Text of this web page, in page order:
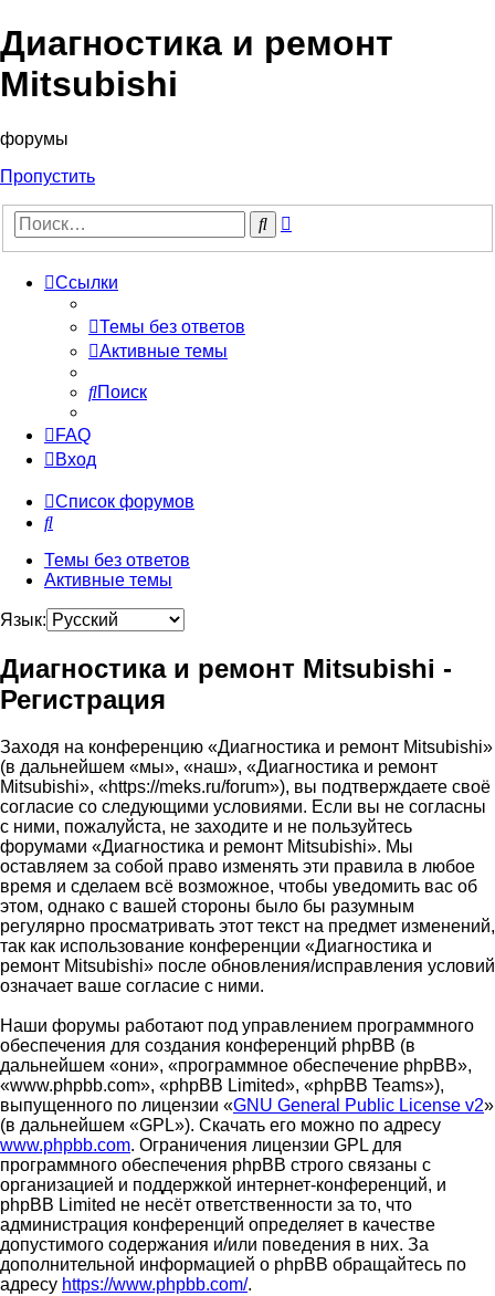
Диагностика и ремонт
Mitsubishi
форумы
Пропустить
Поиск
Ссылки
Темы без ответов
Активные темы
Поиск
FAQ
Вход
Список форумов
Поиск
Темы без ответов
Активные темы
Язык:
Диагностика и ремонт Mitsubishi -
Регистрация
Заходя на конференцию «Диагностика и ремонт Mitsubishi»
(в дальнейшем «мы», «наш», «Диагностика и ремонт
Mitsubishi», «https://meks.ru/forum»), вы подтверждаете своё
согласие со следующими условиями. Если вы не согласны
с ними, пожалуйста, не заходите и не пользуйтесь
форумами «Диагностика и ремонт Mitsubishi». Мы
оставляем за собой право изменять эти правила в любое
время и сделаем всё возможное, чтобы уведомить вас об
этом, однако с вашей стороны было бы разумным
регулярно просматривать этот текст на предмет изменений,
так как использование конференции «Диагностика и
ремонт Mitsubishi» после обновления/исправления условий
означает ваше согласие с ними.
Наши форумы работают под управлением программного
обеспечения для создания конференций phpBB (в
дальнейшем «они», «программное обеспечение phpBB»,
«www.phpbb.com», «phpBB Limited», «phpBB Teams»),
выпущенного по лицензии «GNU General Public License v2»
(в дальнейшем «GPL»). Скачать его можно по адресу
www.phpbb.com. Ограничения лицензии GPL для
программного обеспечения phpBB строго связаны с
организацией и поддержкой интернет-конференций, и
phpBB Limited не несёт ответственности за то, что
администрация конференций определяет в качестве
допустимого содержания и/или поведения в них. За
дополнительной информацией о phpBB обращайтесь по
адресу https://www.phpbb.com/.